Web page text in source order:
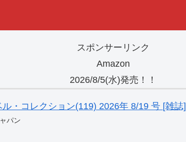
スポンサーリンク
Amazon
2026/8/5(水)発売！！
・コレクション(119) 2026年 8/19 号 [雑誌]
パン